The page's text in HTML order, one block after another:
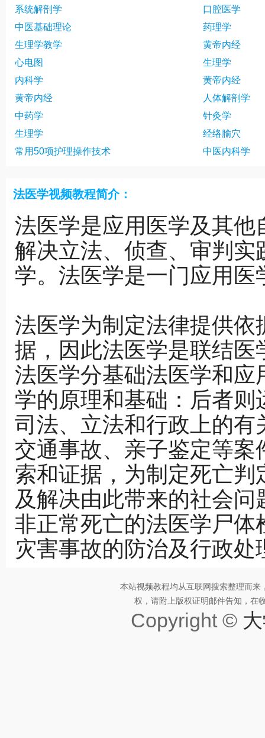
系统解剖学
中医基础理论
生理学教学
心电图
内科学
黄帝内经
中药学
生理学
常用50项护理操作技术
口腔医学
药理学
黄帝内经
生理学
黄帝内经
人体解剖学
针灸学
经络腧穴
中医内科学
法医学视频教程简介：
法医学是应用医学及其
解决立法、侦查、审判
学。法医学是一门应用
法医学为制定法律提供
据，因此法医学是联结
法医学分基础法医学和
学的原理和基础：后者
司法、立法和行政上的
交通事故、亲子鉴定等
索和证据，为制定死亡
及解决由此带来的社会
非正常死亡的法医学尸
灾害事故的防治及行政处
本站视频教程均从互联网搜索整理而
权，请附上版权证明邮件告知，在
Copyright ©